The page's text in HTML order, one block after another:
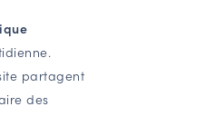
partagent
des